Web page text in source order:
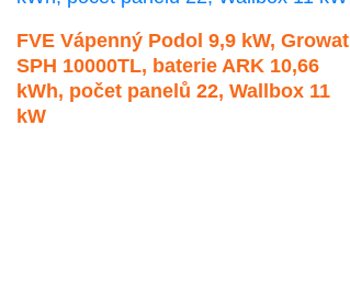
FVE Vápenný Podol 9,9 kW, Growat
SPH 10000TL, baterie ARK 10,66
kWh, počet panelů 22, Wallbox 11
kW